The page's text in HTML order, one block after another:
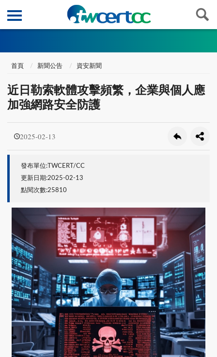
首頁 新聞公告 資安新聞
近日勒索軟體攻擊頻繁，企業與個人應
加強網路安全防護
2025-02-13
發布單位:TWCERT/CC
更新日期:2025-02-13
點閱次數:25810